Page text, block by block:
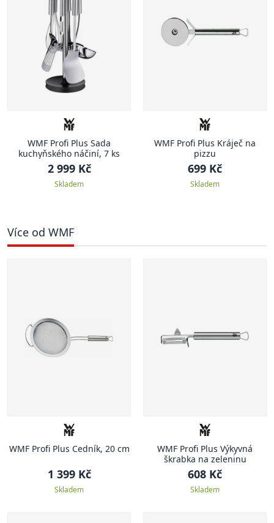
WMF Profi Plus Sada
kuchyňského náčiní, 7 ks
2 999 Kč
Skladem
WMF Profi Plus Kráječ na
pizzu
699 Kč
Skladem
Více od WMF
WMF Profi Plus Cedník, 20 cm
1 399 Kč
Skladem
WMF Profi Plus Výkyvná
škrabka na zeleninu
608 Kč
Skladem